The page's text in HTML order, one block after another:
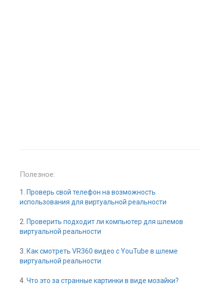
Полезное:
1.
Проверь свой телефон на возможность
использования для виртуальной реальности
2. Проверить подходит ли компьютер для шлемов
виртуальной реальности
3. Как смотреть VR360 видео с YouTube в шлеме
виртуальной реальности
4. Что это за странные картинки в виде мозайки?